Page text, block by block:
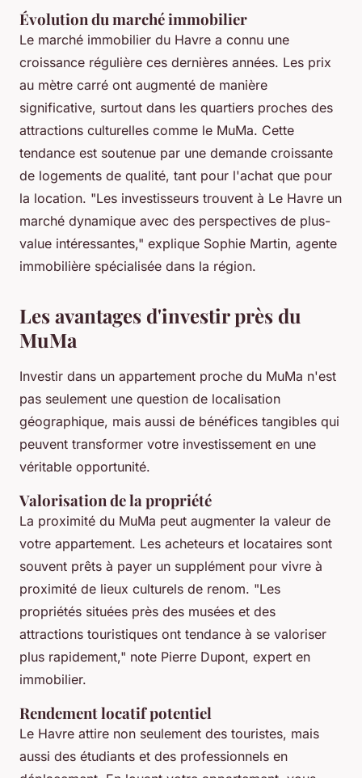
Évolution du marché immobilier
Le marché immobilier du Havre a connu une
croissance régulière ces dernières années. Les prix
au mètre carré ont augmenté de manière
significative, surtout dans les quartiers proches des
attractions culturelles comme le MuMa. Cette
tendance est soutenue par une demande croissante
de logements de qualité, tant pour l'achat que pour
la location. "Les investisseurs trouvent à Le Havre un
marché dynamique avec des perspectives de plus-
value intéressantes," explique Sophie Martin, agente
immobilière spécialisée dans la région.
Les avantages d'investir près du
MuMa
Investir dans un appartement proche du MuMa n'est
pas seulement une question de localisation
géographique, mais aussi de bénéfices tangibles qui
peuvent transformer votre investissement en une
véritable opportunité.
Valorisation de la propriété
La proximité du MuMa peut augmenter la valeur de
votre appartement. Les acheteurs et locataires sont
souvent prêts à payer un supplément pour vivre à
proximité de lieux culturels de renom. "Les
propriétés situées près des musées et des
attractions touristiques ont tendance à se valoriser
plus rapidement," note Pierre Dupont, expert en
immobilier.
Rendement locatif potentiel
Le Havre attire non seulement des touristes, mais
aussi des étudiants et des professionnels en